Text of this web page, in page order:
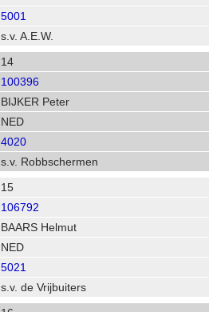
5001
s.v. A.E.W.
14
100396
BIJKER Peter
NED
4020
s.v. Robbschermen
15
106792
BAARS Helmut
NED
5021
s.v. de Vrijbuiters